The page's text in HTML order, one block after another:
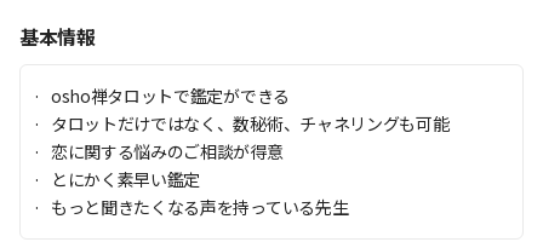
基本情報
osho禅タロットで鑑定ができる
タロットだけではなく、数秘術、チャネリングも可能
恋に関する悩みのご相談が得意
とにかく素早い鑑定
もっと聞きたくなる声を持っている先生